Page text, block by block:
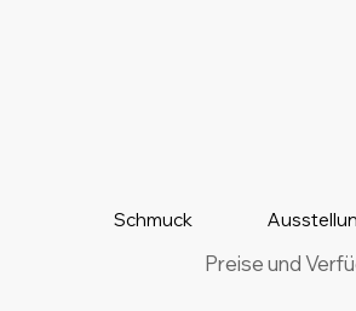
Schmuck
Preise und